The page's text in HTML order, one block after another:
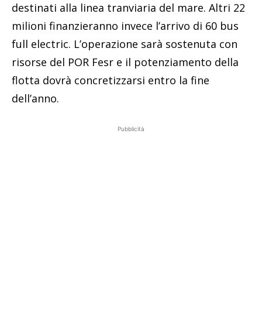
destinati alla linea tranviaria del mare. Altri 22
milioni finanzieranno invece l’arrivo di 60 bus
full electric. L’operazione sarà sostenuta con
risorse del POR Fesr e il potenziamento della
flotta dovrà concretizzarsi entro la fine
dell’anno.
Pubblicità